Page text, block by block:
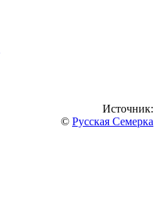
Источник:
© Русская Семерка